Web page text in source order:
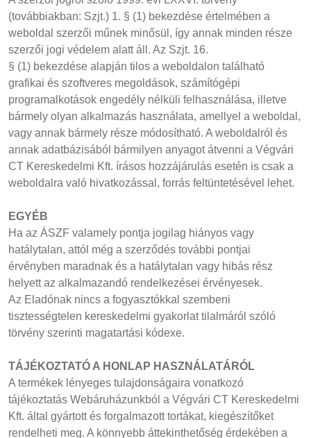
(továbbiakban: Szjt.) 1. § (1) bekezdése értelmében a
weboldal szerzői műnek minősül, így annak minden része
szerzői jogi védelem alatt áll. Az Szjt. 16.
§ (1) bekezdése alapján tilos a weboldalon található
grafikai és szoftveres megoldások, számítógépi
programalkotások engedély nélküli felhasználása, illetve
bármely olyan alkalmazás használata, amellyel a weboldal,
vagy annak bármely része módosítható. A weboldalról és
annak adatbázisából bármilyen anyagot átvenni a Végvári
CT Kereskedelmi Kft. írásos hozzájárulás esetén is csak a
weboldalra való hivatkozással, forrás feltüntetésével lehet.
EGYÉB
Ha az ÁSZF valamely pontja jogilag hiányos vagy
hatálytalan, attól még a szerződés további pontjai
érvényben maradnak és a hatálytalan vagy hibás rész
helyett az alkalmazandó rendelkezései érvényesek.
Az Eladónak nincs a fogyasztókkal szembeni
tisztességtelen kereskedelmi gyakorlat tilalmáról szóló
törvény szerinti magatartási kódexe.
TÁJÉKOZTATÓ A HONLAP HASZNÁLATÁRÓL
A termékek lényeges tulajdonságaira vonatkozó
tájékoztatás Webáruházunkból a Végvári CT Kereskedelmi
Kft. által gyártott és forgalmazott tortákat, kiegészítőket
rendelheti meg. A könnyebb áttekinthetőség érdekében a